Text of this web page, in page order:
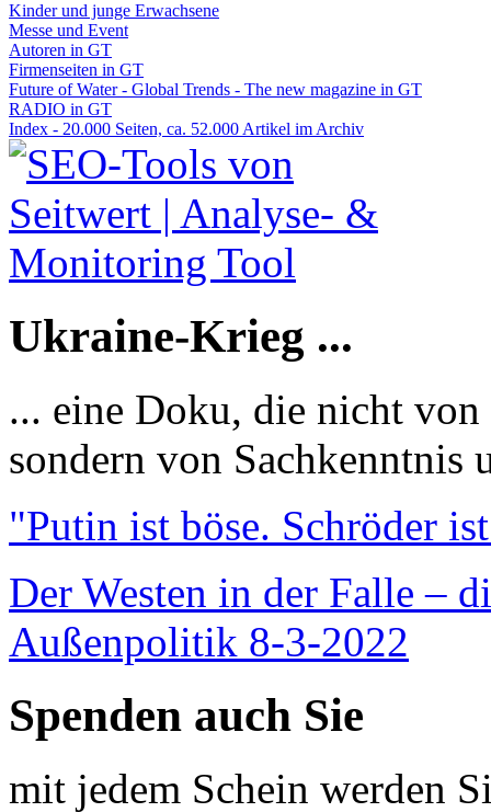
Kinder und junge Erwachsene
Messe und Event
Autoren in GT
Firmenseiten in GT
Future of Water - Global Trends - The new magazine in GT
RADIO in GT
Index - 20.000 Seiten, ca. 52.000 Artikel im Archiv
Ukraine-Krieg ...
... eine Doku, die nicht
sondern von Sachkenntnis
"Putin ist böse. Schröder
Der Westen in der Falle –
Außenpolitik 8-3-2022
Spenden auch Sie
mit jedem Schein werden